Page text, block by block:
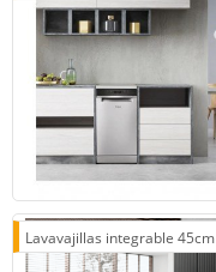
Lavavajillas integrable 45cm